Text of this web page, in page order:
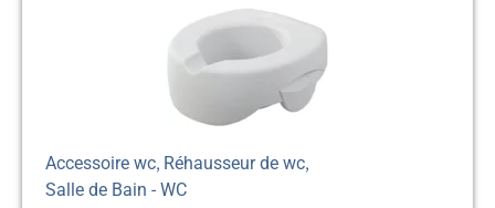
Accessoire wc, Réhausseur de wc,
Salle de Bain - WC